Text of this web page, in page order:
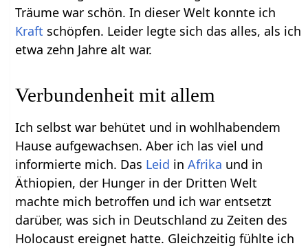
Träume war schön. In dieser Welt konnte ich
Kraft schöpfen. Leider legte sich das alles, als ich
etwa zehn Jahre alt war.
Verbundenheit mit allem
Ich selbst war behütet und in wohlhabendem
Hause aufgewachsen. Aber ich las viel und
informierte mich. Das Leid inAfrika und in
Äthiopien, der Hunger in der Dritten Welt
machte mich betroffen und ich war entsetzt
darüber, was sich in Deutschland zu Zeiten des
Holocaust ereignet hatte. Gleichzeitig fühlte ich